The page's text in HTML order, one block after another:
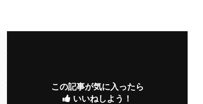
この記事が気に入ったら
いいねしよう！